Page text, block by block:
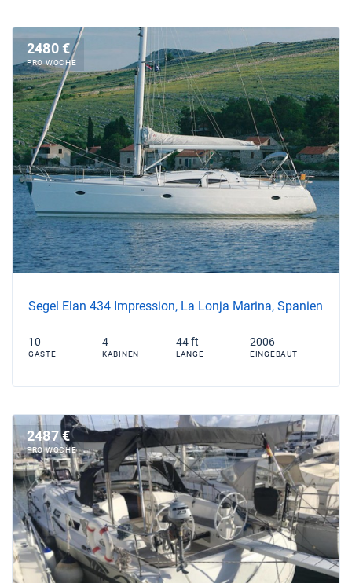
2480 €
PRO WOCHE
Segel Elan 434 Impression, La Lonja Marina, Spanien
10
GASTE
4
KABINEN
44 ft
LANGE
2006
EINGEBAUT
2487 €
PRO WOCHE